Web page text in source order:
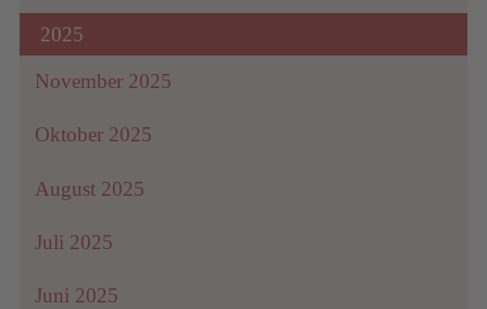
2025
November 2025
Oktober 2025
August 2025
Juli 2025
Juni 2025